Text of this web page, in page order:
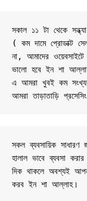
সকাল ১১ টা থেকে
( কম দামে প্রোডাক্ট
না, আমাদের
ভালো হবে ইন শা
এ আমরা খুবই কম সংখ্যক
আমরা তাড়াতাড়ি
সকল ব্যবসায়িক
হালাল ভাবে ব্যবসা
দিক থাকলে অবশ্যই
করব ইন শা আল্লাহ।